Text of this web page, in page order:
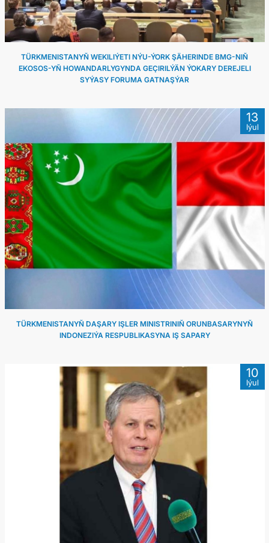
TÜRKMENISTANYŇ WEKILIÝETI NÝU-ÝORK ŞÄHERINDE BMG-NIŇ
EKOSOS-YŇ HOWANDARLYGYNDA GEÇIRILÝÄN ÝOKARY DEREJELI
SYÝASY FORUMA GATNAŞÝAR
13
Iýul
TÜRKMENISTANYŇ DAŞARY IŞLER MINISTRINIŇ ORUNBASARYNYŇ
INDONEZIÝA RESPUBLIKASYNA IŞ SAPARY
10
Iýul